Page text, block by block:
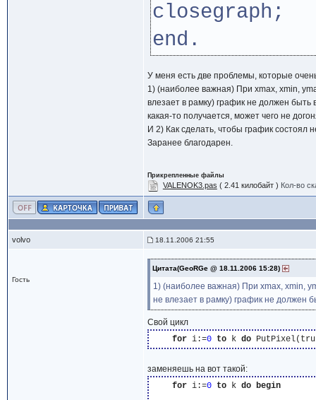
closegraph;
end.
У меня есть две проблемы, которые
1) (наиболее важная) При xmax, xmin,
влезает в рамку) график не должен
какая-то получается, может чего не
И 2) Как сделать, чтобы график состоял
Заранее благодарен.
Прикрепленные файлы
VALENOK3.pas ( 2.41 килобайт ) Кол-во
volvo 18.11.2006 21:55
Гость
Цитата(GeoRGe @ 18.11.2006 15:28)
1) (наиболее важная) При xmax, xmin,
не влезает в рамку) график не должен
Свой цикл
for i:=0 to k do
заменяешь на вот такой:
for i:=0 to k do begin